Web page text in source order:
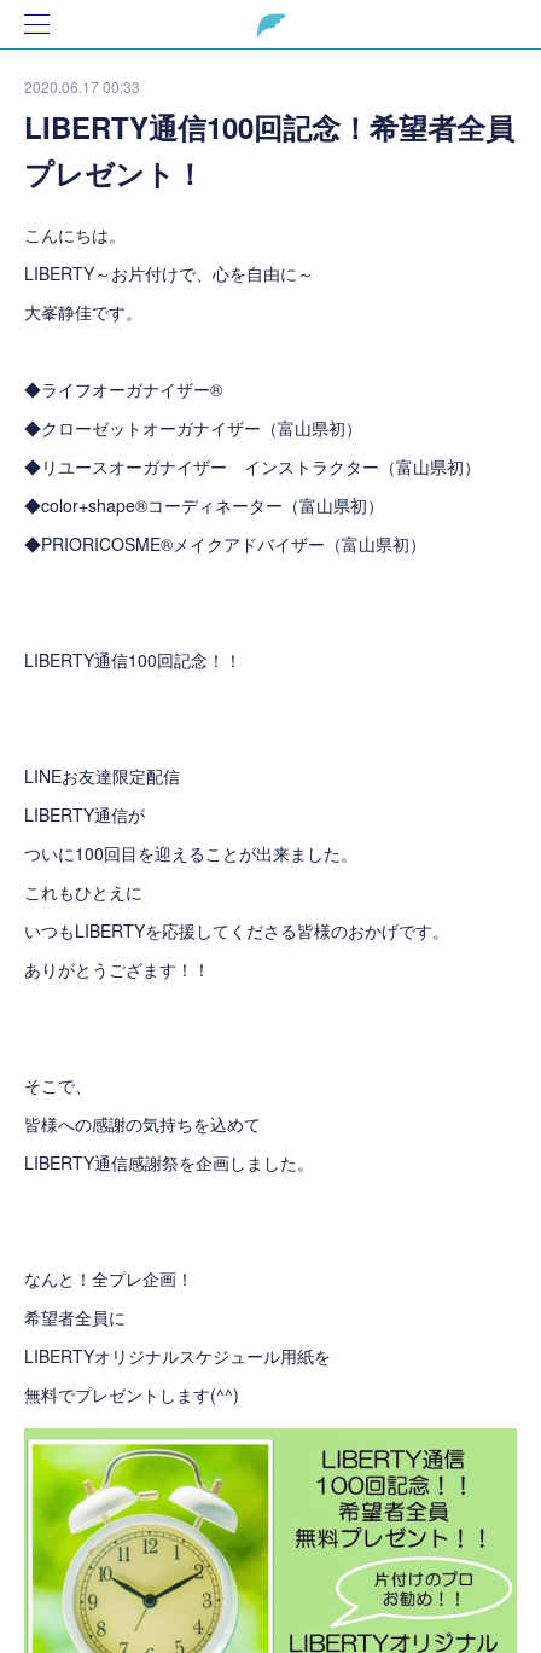
2020.06.17 00:33
LIBERTY通信100回記念！希望者全員
プレゼント！
こんにちは。
LIBERTY～お片付けで、心を自由に～
大峯静佳です。
◆ライフオーガナイザー®
◆クローゼットオーガナイザー（富山県初）
◆リユースオーガナイザー インストラクター（富山県初）
◆color+shape®コーディネーター（富山県初）
◆PRIORICOSME®メイクアドバイザー（富山県初）
LIBERTY通信100回記念！！
LINEお友達限定配信
LIBERTY通信が
ついに100回目を迎えることが出来ました。
これもひとえに
いつもLIBERTYを応援してくださる皆様のおかげです。
ありがとうござます！！
そこで、
皆様への感謝の気持ちを込めて
LIBERTY通信感謝祭を企画しました。
なんと！全プレ企画！
希望者全員に
LIBERTYオリジナルスケジュール用紙を
無料でプレゼントします(^^)